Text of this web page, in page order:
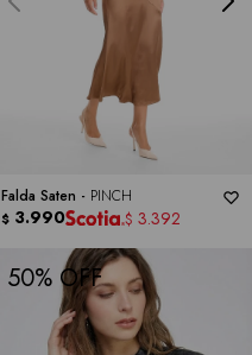
Falda Saten - PINCH
$ 3.990 $ 3.392
50